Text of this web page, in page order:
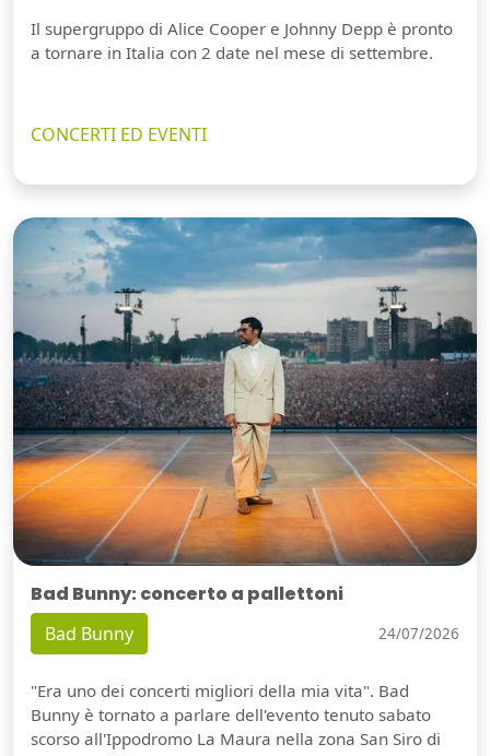
Il supergruppo di Alice Cooper e Johnny Depp è pronto
a tornare in Italia con 2 date nel mese di settembre.
CONCERTI ED EVENTI
Bad Bunny: concerto a pallettoni
Bad Bunny 24/07/2026
"Era uno dei concerti migliori della mia vita". Bad
Bunny è tornato a parlare dell'evento tenuto sabato
scorso all'Ippodromo La Maura nella zona San Siro di